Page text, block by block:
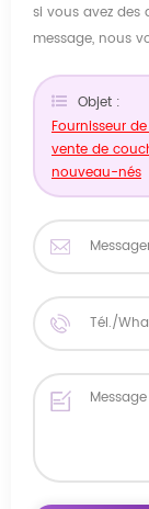
si vous avez des
message, nous
Objet :
Fournisseur
vente de
nouveau-nés